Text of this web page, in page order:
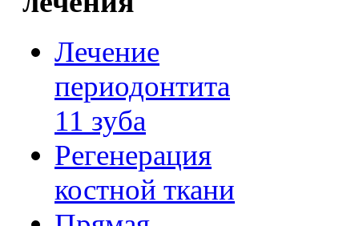
Лечение
периодонтита
11 зуба
Регенерация
костной ткани